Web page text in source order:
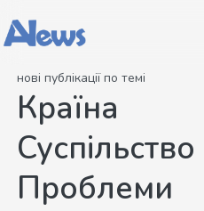
нові публікації по темі
Країна
Суспільство
Проблеми